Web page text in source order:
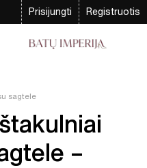
Prisijungti Registruotis
sagtele
–